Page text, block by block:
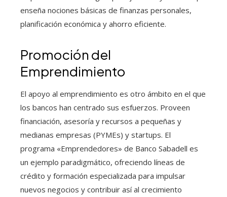
enseña nociones básicas de finanzas personales,
planificación económica y ahorro eficiente.
Promoción del
Emprendimiento
El apoyo al emprendimiento es otro ámbito en el que
los bancos han centrado sus esfuerzos. Proveen
financiación, asesoría y recursos a pequeñas y
medianas empresas (PYMEs) y startups. El
programa «Emprendedores» de Banco Sabadell es
un ejemplo paradigmático, ofreciendo líneas de
crédito y formación especializada para impulsar
nuevos negocios y contribuir así al crecimiento